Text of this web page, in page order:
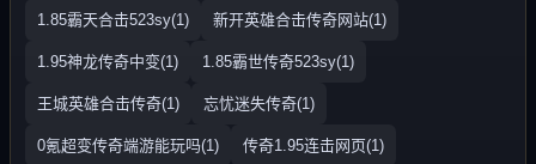
1.85霸天合击523sy(1) 新开英雄合击传奇网站(1)
1.95神龙传奇中变(1) 1.85霸世传奇523sy(1)
王城英雄合击传奇(1) 忘忧迷失传奇(1)
0氪超变传奇端游能玩吗(1) 传奇1.95连击网页(1)